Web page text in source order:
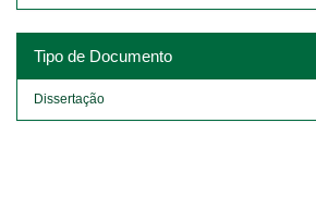
Tipo de Documento
Dissertação